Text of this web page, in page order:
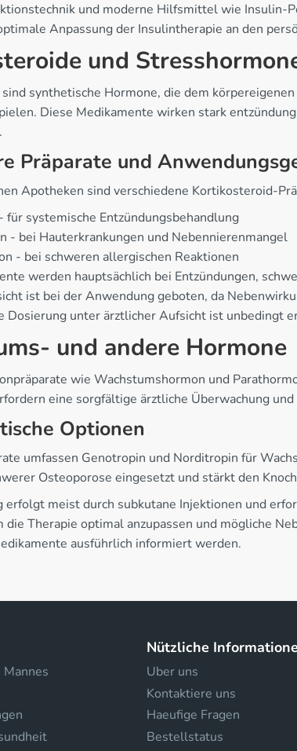
und moderne Hilfsmittel wie Insulin-
Anpassung der Insulintherapie an den
und
synthetische Hormone, die dem
Diese Medikamente wirken stark
Präparate und
Apotheken sind verschiedene Kortikosteroid-
für systemische Entzündungsbehandlung
- bei Hauterkrankungen und Nebennierenmangel
- bei schweren allergischen Reaktionen
werden hauptsächlich bei Entzündungen,
ist bei der Anwendung geboten, da
Dosierung unter ärztlicher Aufsicht ist unbedingt
und andere Hormone
wie Wachstumshormon und
eine sorgfältige ärztliche Überwachung
Optionen
umfassen Genotropin und Norditropin für
Osteoporose eingesetzt und stärkt den
erfolgt meist durch subkutane Injektionen und
die Therapie optimal anzupassen und mögliche
ausführlich informiert werden.
Nützliche
Uber uns
Kontaktiere uns
Haeufige Fragen
Bestellstatus